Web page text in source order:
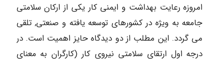
امروزه رعایت بهداشت و ایمنی کار یکی از ارکان سلامتی
جامعه به ویژه در کشورهای توسعه یافته و صنعتی, تلقی
می گردد. این مطلب از دو دیدگاه حایز اهمیت است. در
درجه اول ارتقای سلامتی نیروی کار (کارگران به معنای